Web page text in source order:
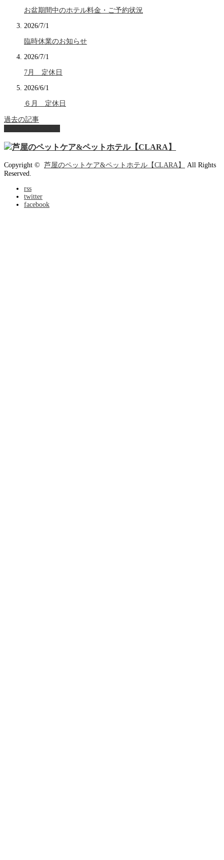
お盆期間中のホテル料金・ご予約状況
2026/7/1
臨時休業のお知らせ
2026/7/1
7月 定休日
2026/6/1
６月 定休日
過去の記事
Copyright © 芦屋のペットケア&ペットホテル【CLARA】
All Rights
Reserved.
rss
twitter
facebook